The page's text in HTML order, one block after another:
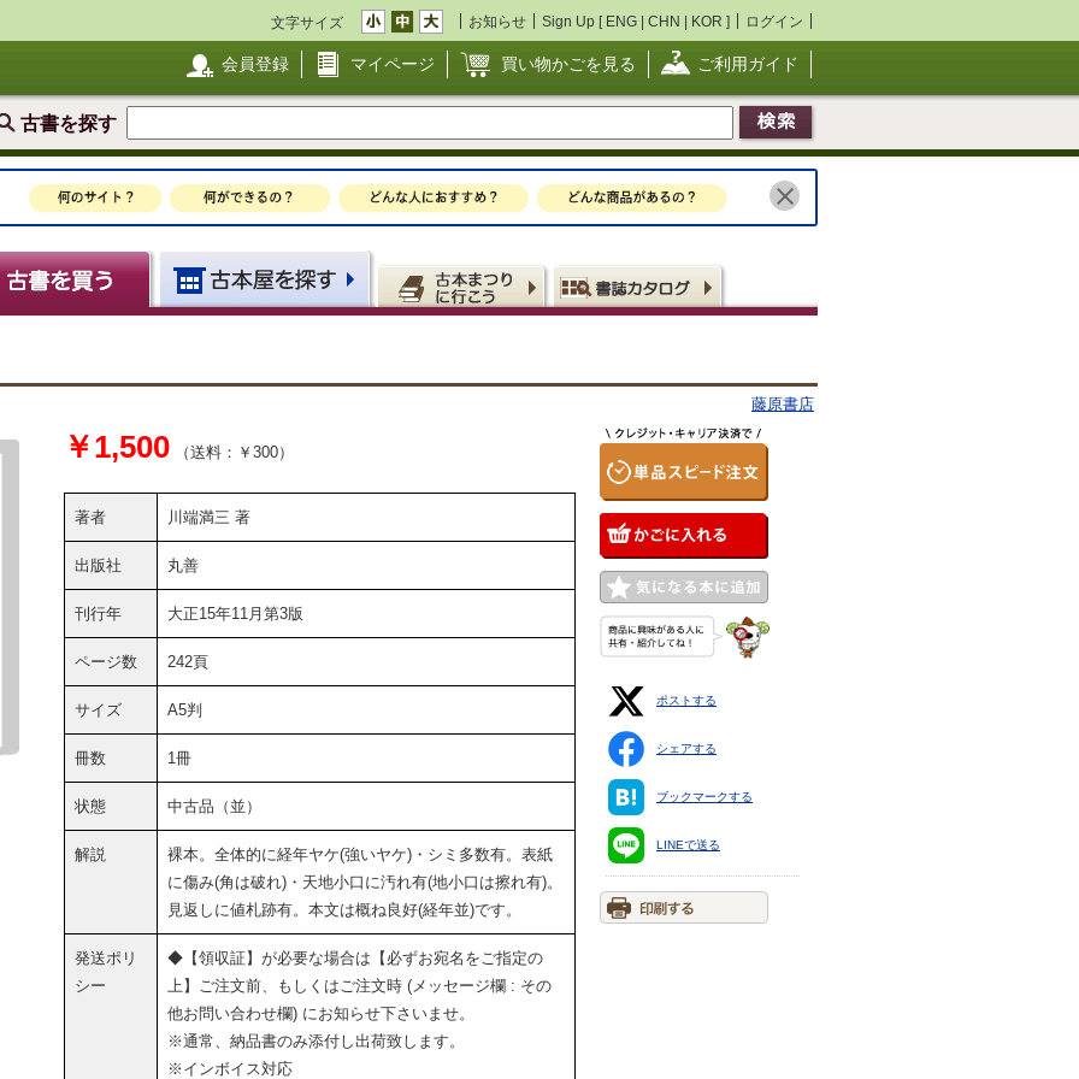
文字サイズ お知らせ Sign Up [ ENG | CHN | KOR ] ログイン
会員登録 マイページ 買い物かごを見る ご利用ガイド
古書を探す
藤原書店
￥1,500 （送料：￥300）
著者 川端満三 著
出版社 丸善
刊行年 大正15年11月第3版
ページ数 242頁
サイズ A5判
冊数 1冊
状態 中古品（並）
解説
裸本。全体的に経年ヤケ(強いヤケ)・シミ多数有。表紙
に傷み(角は破れ)・天地小口に汚れ有(地小口は擦れ有)。
見返しに値札跡有。本文は概ね良好(経年並)です。
発送ポリ
シー
◆【領収証】が必要な場合は【必ずお宛名をご指定の
上】ご注文前、もしくはご注文時 (メッセージ欄 : その
他お問い合わせ欄) にお知らせ下さいませ。
※通常、納品書のみ添付し出荷致します。
※インボイス対応
ポストする
シェアする
ブックマークする
LINEで送る